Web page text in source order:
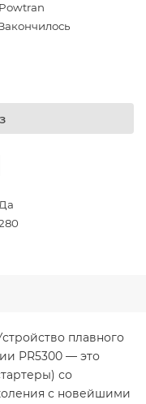
Powtran
плавного
PR5300 — это
со
с новейшими